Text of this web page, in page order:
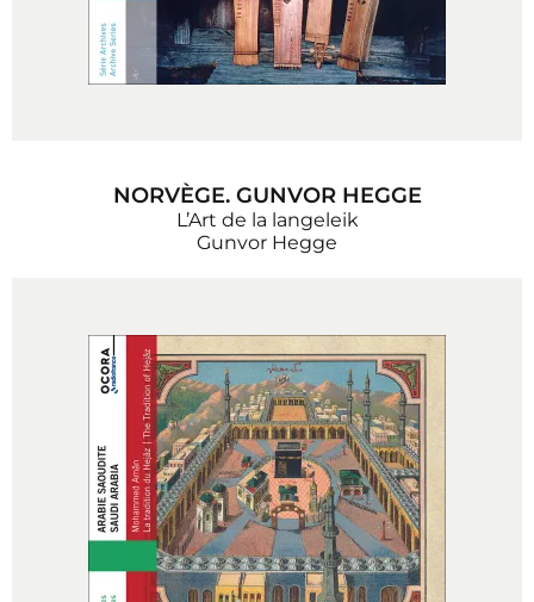
NORVÈGE. GUNVOR HEGGE
L’Art de la langeleik
Gunvor Hegge